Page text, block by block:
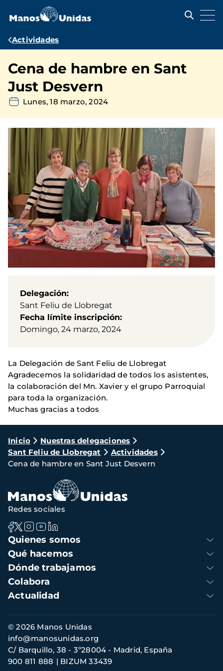
contenido
Ruta
navegación
Actividades
Cena de hambre en Sant
Just Desvern
Lunes, 18 marzo, 2024
Delegación
Sant Feliu de Llobregat
Fecha límite inscripción
Domingo, 24 marzo, 2024
La Delegación de Sant Feliu de Llobregat
Agradecemos la solidaridad de todos los asistentes,
la colaboración del Mn. Xavier y el grupo Parroquial
para toda la organización.
Muchas gracias a todos
Ruta
de
navegación
Inicio
Nuestras delegaciones
Sant Feliu de Llobregat
Actividades
Cena de hambre en Sant Just Desvern
Navegación
principal
Quienes somos
Qué hacemos
Dónde trabajamos
Colabora
Actualidad
Redes sociales
Información
de
contacto
© 2026 Manos Unidas
C/ Barquillo, 38 - 3º28004 - Madrid, España
900 811 888
BIZUM 33439
info@manosunidas.org